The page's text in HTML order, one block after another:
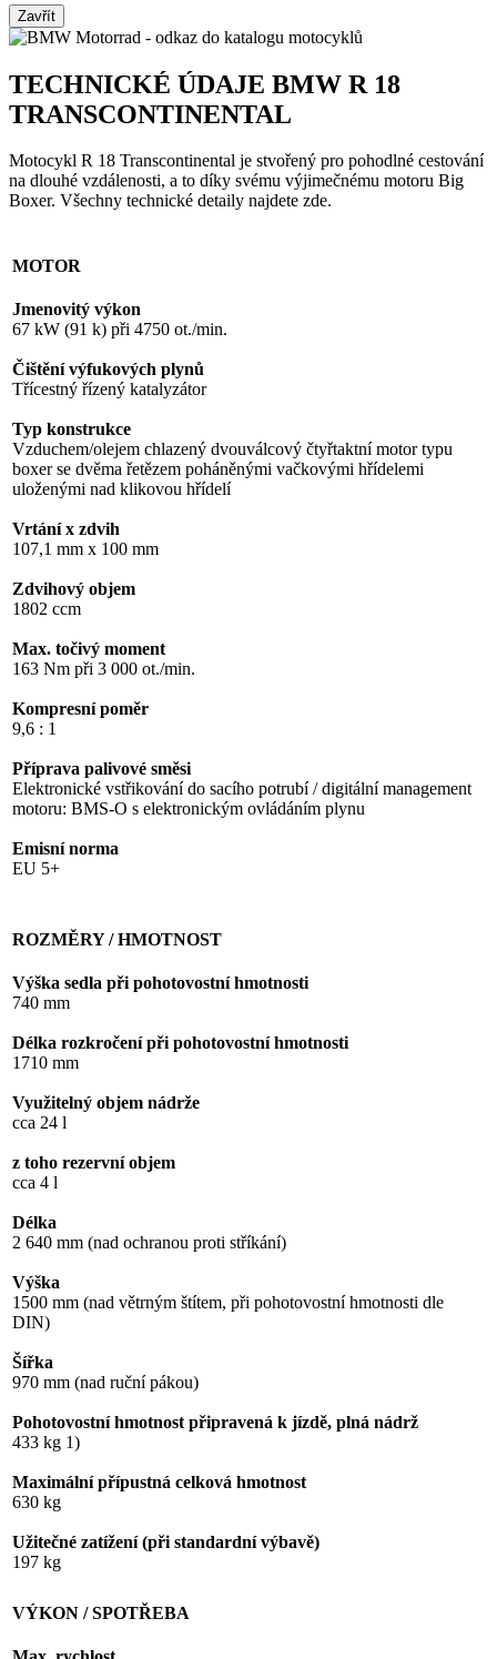
Zavřít
TECHNICKÉ ÚDAJE BMW R 18
TRANSCONTINENTAL
Motocykl R 18 Transcontinental je stvořený pro pohodlné cestování
na dlouhé vzdálenosti, a to díky svému výjimečnému motoru Big
Boxer. Všechny technické detaily najdete zde.
MOTOR
Jmenovitý výkon
67 kW (91 k) při 4750 ot./min.
Čištění výfukových plynů
Třícestný řízený katalyzátor
Typ konstrukce
Vzduchem/olejem chlazený dvouválcový čtyřtaktní motor typu
boxer se dvěma řetězem poháněnými vačkovými hřídelemi
uloženými nad klikovou hřídelí
Vrtání x zdvih
107,1 mm x 100 mm
Zdvihový objem
1802 ccm
Max. točivý moment
163 Nm při 3 000 ot./min.
Kompresní poměr
9,6 : 1
Příprava palivové směsi
Elektronické vstřikování do sacího potrubí / digitální management
motoru: BMS-O s elektronickým ovládáním plynu
Emisní norma
EU 5+
ROZMĚRY / HMOTNOST
Výška sedla při pohotovostní hmotnosti
740 mm
Délka rozkročení při pohotovostní hmotnosti
1710 mm
Využitelný objem nádrže
cca 24 l
z toho rezervní objem
cca 4 l
Délka
2 640 mm (nad ochranou proti stříkání)
Výška
1500 mm (nad větrným štítem, při pohotovostní hmotnosti dle
DIN)
Šířka
970 mm (nad ruční pákou)
Pohotovostní hmotnost připravená k jízdě, plná nádrž
433 kg 1)
Maximální přípustná celková hmotnost
630 kg
Užitečné zatížení (při standardní výbavě)
197 kg
VÝKON / SPOTŘEBA